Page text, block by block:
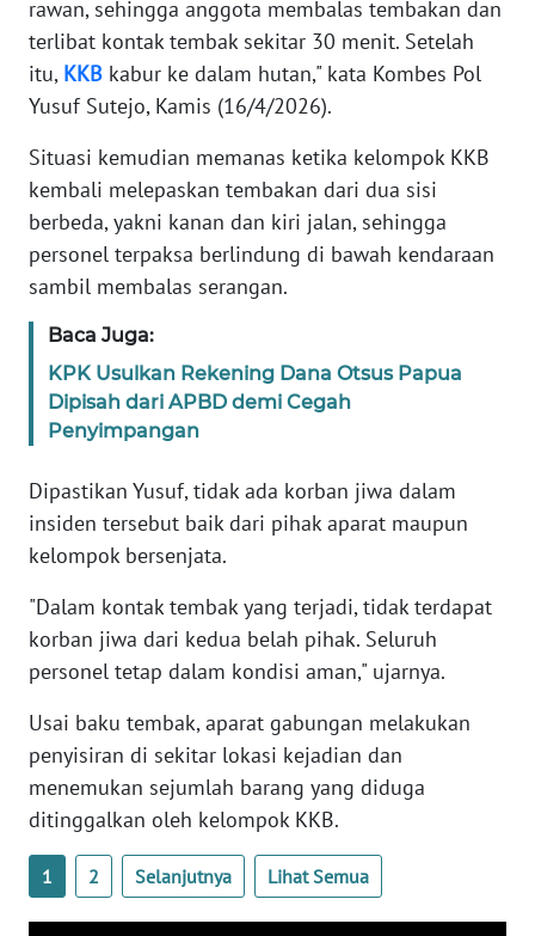
rawan, sehingga anggota membalas tembakan dan
terlibat kontak tembak sekitar 30 menit. Setelah
itu, KKB kabur ke dalam hutan," kata Kombes Pol
Yusuf Sutejo, Kamis (16/4/2026).
Situasi kemudian memanas ketika kelompok KKB
kembali melepaskan tembakan dari dua sisi
berbeda, yakni kanan dan kiri jalan, sehingga
personel terpaksa berlindung di bawah kendaraan
sambil membalas serangan.
Baca Juga:
KPK Usulkan Rekening Dana Otsus Papua
Dipisah dari APBD demi Cegah
Penyimpangan
Dipastikan Yusuf, tidak ada korban jiwa dalam
insiden tersebut baik dari pihak aparat maupun
kelompok bersenjata.
"Dalam kontak tembak yang terjadi, tidak terdapat
korban jiwa dari kedua belah pihak. Seluruh
personel tetap dalam kondisi aman," ujarnya.
Usai baku tembak, aparat gabungan melakukan
penyisiran di sekitar lokasi kejadian dan
menemukan sejumlah barang yang diduga
ditinggalkan oleh kelompok KKB.
1 2 Selanjutnya Lihat Semua
Wahana
News
Regional
WN
SUMUT
JAKARTA
WN
WN
BANTEN
WN
NTT
WN
KEPRI
WN
PAPUA
WN
PAPUA
BARAT